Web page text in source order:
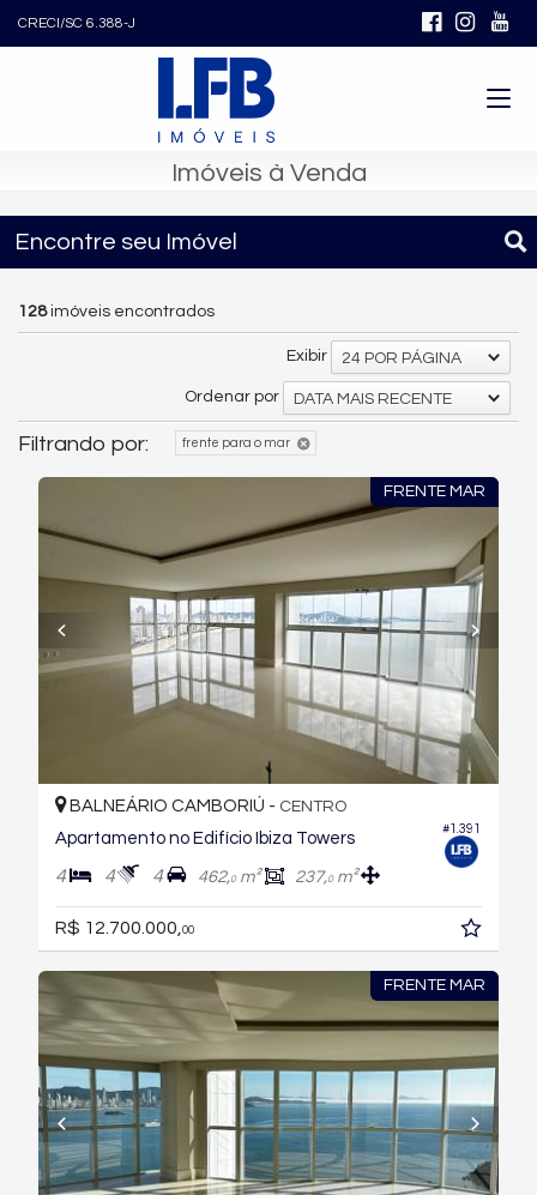
CRECI/SC 6.388-J
Imóveis à Venda
Encontre seu Imóvel
128imóveis encontrados
Exibir 24 POR PÁGINA
Ordenar por DATA MAIS RECENTE
Filtrando por: frente para o mar
FRENTE MAR
#1.391
BALNEÁRIO CAMBORIÚ - CENTRO
Apartamento no Edifício Ibiza Towers
4 4 4 462,0m² 237,0m²
R$ 12.700.000, 00
FRENTE MAR